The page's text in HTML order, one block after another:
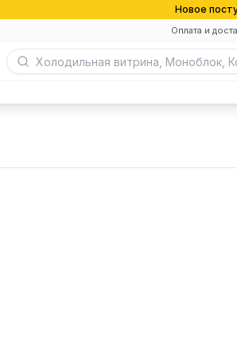
Новое
Оплата и